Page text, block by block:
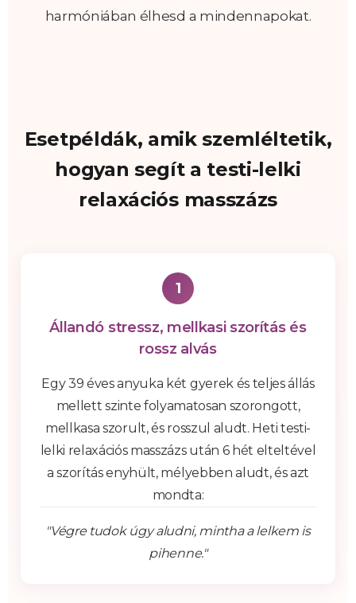
harmóniában élhesd a mindennapokat.
Esetpéldák, amik szemléltetik,
hogyan segít a testi-lelki
relaxációs masszázs
1
Állandó stressz, mellkasi szorítás és
rossz alvás
Egy 39 éves anyuka két gyerek és teljes állás
mellett szinte folyamatosan szorongott,
mellkasa szorult, és rosszul aludt. Heti testi-
lelki relaxációs masszázs után 6 hét elteltével
a szorítás enyhült, mélyebben aludt, és azt
mondta:
"Végre tudok úgy aludni, mintha a lelkem is
pihenne."